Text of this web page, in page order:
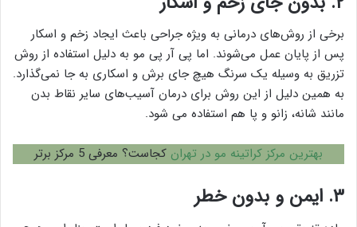
برخی از روش‌های درمانی به ویژه جراحی باعث ایجاد زخم و اسکار
پس از پایان عمل می‌شوند. اما پی آر پی مو به دلیل استفاده از روش
تزریق به وسیله یک سرنگ هیچ جای برش و اسکاری به جا نمی‌گذارد.
به همین دلیل از این روش برای درمان آسیب‌های سایر نقاط بدن
مانند شانه، زانو و پا هم استفاده می شود.
بهترین مرکز کراتینه مو در تهران کجاست؟ معرفی 5 مرکز برتر
۳. ایمن و بدون خطر